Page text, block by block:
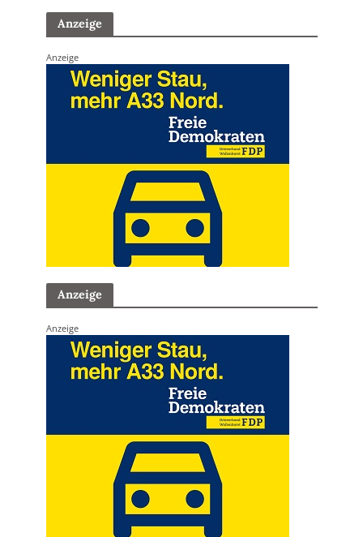
Anzeige
Anzeige
Anzeige
Anzeige